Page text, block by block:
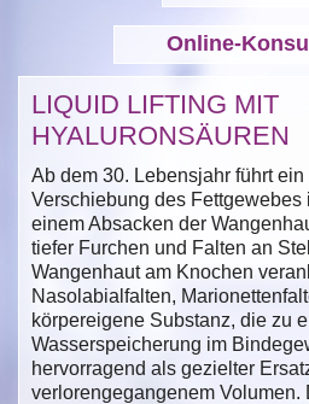
Online-
LIQUID LIFTING MIT
HYALURONSÄUREN
Ab dem 30. Lebensjahr führt
Verschiebung des Fettgewebes
einem Absacken der
tiefer Furchen und Falten an
Wangenhaut am Knochen
Nasolabialfalten,
körpereigene Substanz, die zu
Wasserspeicherung im
hervorragend als gezielter
verlorengegangenem Volumen.